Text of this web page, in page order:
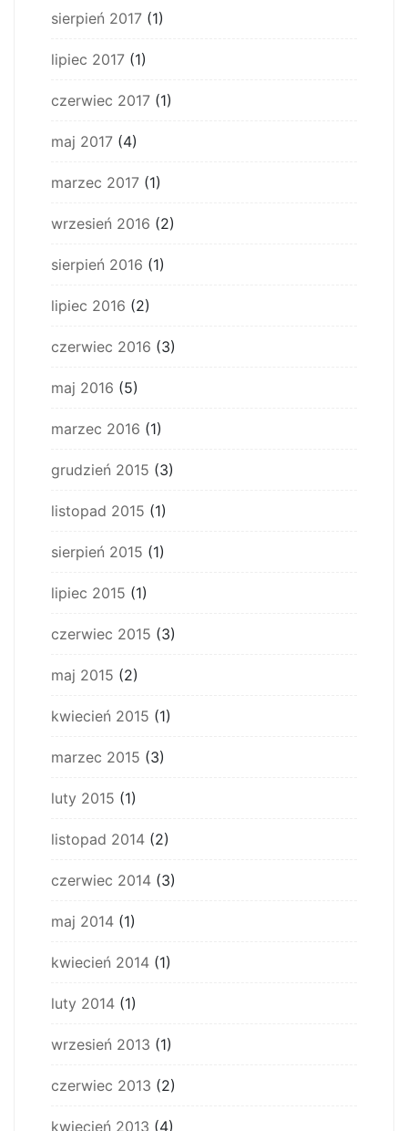
sierpień 2017 (1)
lipiec 2017 (1)
czerwiec 2017 (1)
maj 2017 (4)
marzec 2017 (1)
wrzesień 2016 (2)
sierpień 2016 (1)
lipiec 2016 (2)
czerwiec 2016 (3)
maj 2016 (5)
marzec 2016 (1)
grudzień 2015 (3)
listopad 2015 (1)
sierpień 2015 (1)
lipiec 2015 (1)
czerwiec 2015 (3)
maj 2015 (2)
kwiecień 2015 (1)
marzec 2015 (3)
luty 2015 (1)
listopad 2014 (2)
czerwiec 2014 (3)
maj 2014 (1)
kwiecień 2014 (1)
luty 2014 (1)
wrzesień 2013 (1)
czerwiec 2013 (2)
kwiecień 2013 (4)